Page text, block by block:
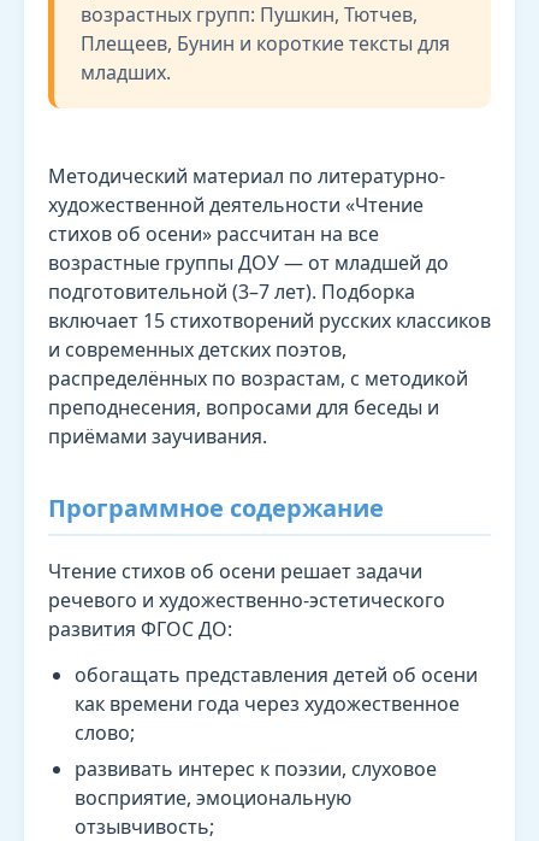
возрастных групп: Пушкин, Тютчев,
Плещеев, Бунин и короткие тексты для
младших.
Методический материал по литературно-
художественной деятельности «Чтение
стихов об осени» рассчитан на все
возрастные группы ДОУ — от младшей до
подготовительной (3–7 лет). Подборка
включает 15 стихотворений русских классиков
и современных детских поэтов,
распределённых по возрастам, с методикой
преподнесения, вопросами для беседы и
приёмами заучивания.
Программное содержание
Чтение стихов об осени решает задачи
речевого и художественно-эстетического
развития ФГОС ДО:
обогащать представления детей об осени
как времени года через художественное
слово;
развивать интерес к поэзии, слуховое
восприятие, эмоциональную
отзывчивость;